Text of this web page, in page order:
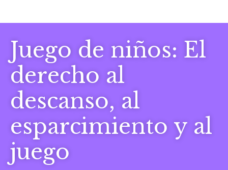
Juego de niños: El
derecho al
descanso, al
esparcimiento y al
juego